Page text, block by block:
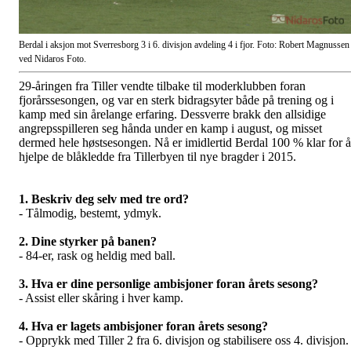
Berdal i aksjon mot Sverresborg 3 i 6. divisjon avdeling 4 i fjor. Foto: Robert Magnussen
ved Nidaros Foto.
29-åringen fra Tiller vendte tilbake til moderklubben foran
fjorårssesongen, og var en sterk bidragsyter både på trening og i
kamp med sin årelange erfaring. Dessverre brakk den allsidige
angrepsspilleren seg hånda under en kamp i august, og misset
dermed hele høstsesongen. Nå er imidlertid Berdal 100 % klar for å
hjelpe de blåkledde fra Tillerbyen til nye bragder i 2015.
1. Beskriv deg selv med tre ord?
- Tålmodig, bestemt, ydmyk.
2. Dine styrker på banen?
- 84-er, rask og heldig med ball.
3. Hva er dine personlige ambisjoner foran årets sesong?
-Assist eller skåring i hver kamp.
4. Hva er lagets ambisjoner foran årets sesong?
- Opprykk med Tiller 2 fra 6. divisjon og stabilisere oss 4. divisjon.